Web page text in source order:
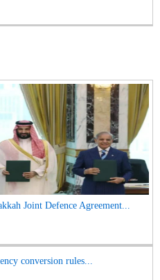
Joint Defence Agreement...
conversion rules...